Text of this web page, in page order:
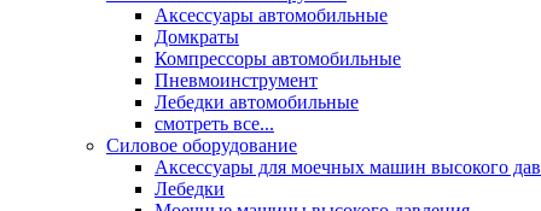
Аксессуары автомобильные
Домкраты
Компрессоры автомобильные
Пневмоинструмент
Лебедки автомобильные
смотреть все...
Силовое оборудование
Аксессуары для моечных машин высокого
Лебедки